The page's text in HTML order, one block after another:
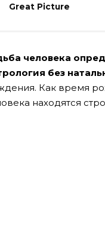
Great Picture
человека
без
Как время
находятся